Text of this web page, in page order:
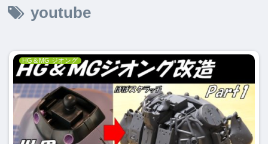
youtube
HG＆MG ジオング